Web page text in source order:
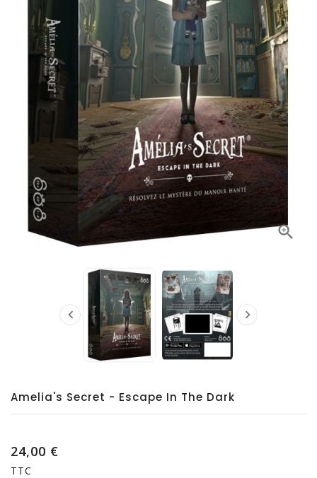

 
Amelia's Secret - Escape In The Dark
24,00 €
TTC